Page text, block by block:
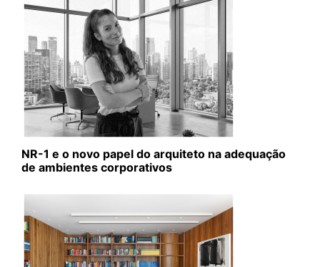
NR-1 e o novo papel do arquiteto na adequação
de ambientes corporativos